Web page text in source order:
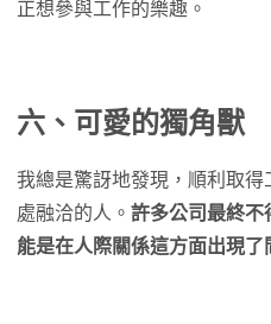
正想參與工作的樂趣。
六、可愛的獨角獸
我總是驚訝地發現，順利取
處融洽的人。 許多公司最終不
能是在人際關係這方面出現了